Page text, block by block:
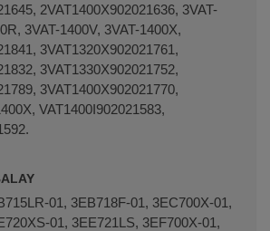
2VAT1400X902021636, 3VAT-
3VAT-1400V, 3VAT-1400X,
3VAT1320X902021761,
3VAT1330X902021752,
3VAT1400X902021770,
VAT1400I902021583,
01, 3EB718F-01, 3EC700X-01,
01, 3EE721LS, 3EF700X-01,